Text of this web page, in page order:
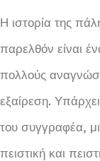
Η ιστορία της
παρελθόν είναι
πολλούς
εξαίρεση.
του συγγραφέα,
πειστική και